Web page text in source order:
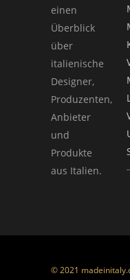
einen
Überblick
über
italienische
Designer,
Produzenten,
Anbieter
und
Produkte
aus Italien.
© 2021